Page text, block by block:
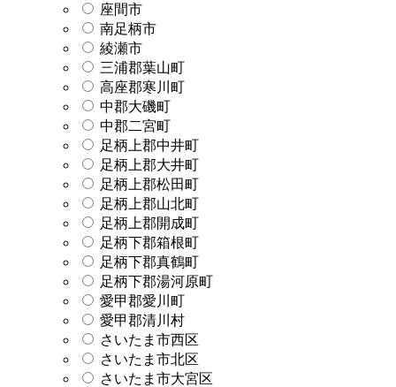
座間市
南足柄市
綾瀬市
三浦郡葉山町
高座郡寒川町
中郡大磯町
中郡二宮町
足柄上郡中井町
足柄上郡大井町
足柄上郡松田町
足柄上郡山北町
足柄上郡開成町
足柄下郡箱根町
足柄下郡真鶴町
足柄下郡湯河原町
愛甲郡愛川町
愛甲郡清川村
さいたま市西区
さいたま市北区
さいたま市大宮区